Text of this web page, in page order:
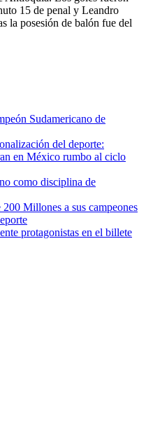
15 de penal y Leandro
la posesión de balón fue del
Sudamericano de
del deporte:
en México rumbo al ciclo
como disciplina de
Millones a sus campeones
protagonistas en el billete